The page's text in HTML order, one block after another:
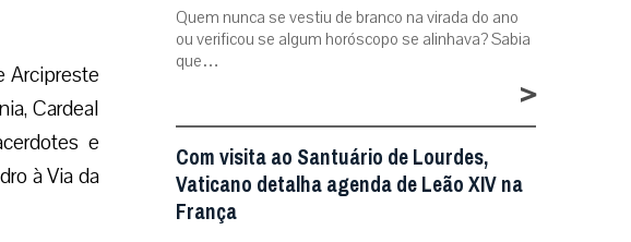
Arcipreste
Cardeal
e
à Via da
Quem nunca se vestiu de branco na virada do ano
ou verificou se algum horóscopo se alinhava? Sabia
que…
>
Com visita ao Santuário de Lourdes,
Vaticano detalha agenda de Leão XIV na
França